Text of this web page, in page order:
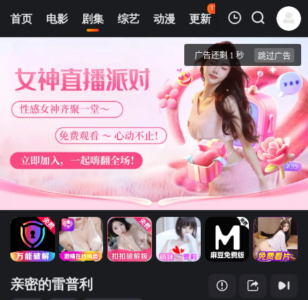
首页 电影 剧集 综艺 动漫 更新
113
热榜 APP
亲密的雷普利
亲密的雷普利